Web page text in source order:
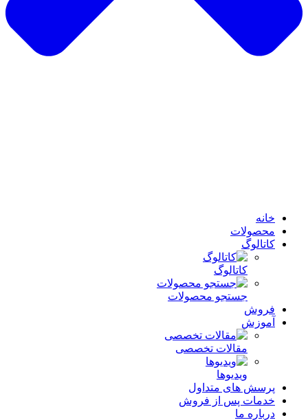
خانه
محصولات
کاتالوگ
کاتالوگ
جستجو محصولات
فروش
آموزش
مقالات تخصصی
ویدیوها
پرسش های متداول
خدمات پس از فروش
درباره ما